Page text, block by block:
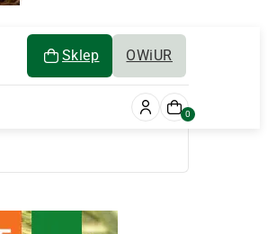
Sklep OWiUR
0